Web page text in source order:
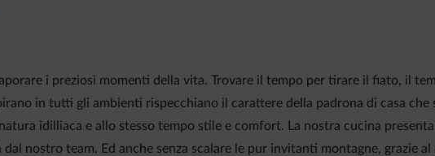
i preziosi momenti della vita. Trovare il tempo per tirare il fiato, il
in tutti gli ambienti rispecchiano il carattere della padrona di casa
idilliaca e allo stesso tempo stile e comfort. La nostra cucina
nostro team. Ed anche senza scalare le pur invitanti montagne, grazie